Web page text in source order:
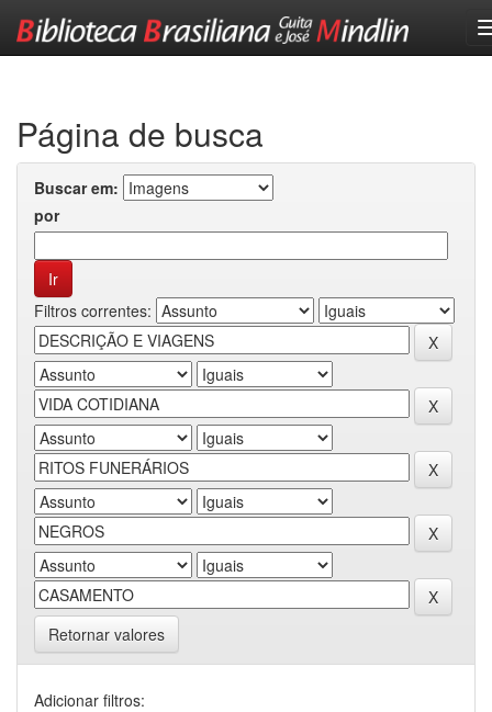
Página de busca
Buscar em:
por
Filtros correntes:
Retornar valores
Adicionar filtros: